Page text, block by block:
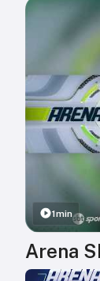
1min
Arena